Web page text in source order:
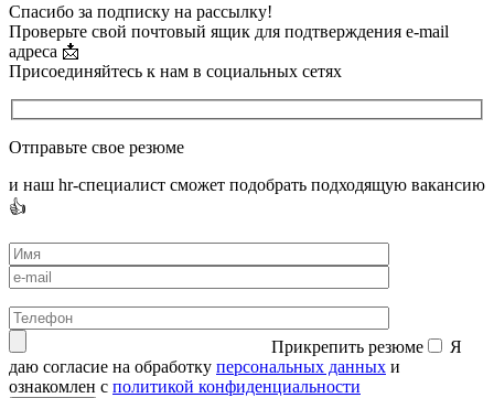
Спасибо за подписку на рассылку!
Проверьте свой почтовый ящик для подтверждения e-mail
адреса 📩
Присоединяйтесь к нам в социальных сетях
Отправьте свое резюме
и наш hr-специалист сможет подобрать подходящую вакансию
👍
Прикрепить резюме
Я
даю согласие на обработку персональных данных и
ознакомлен с политикой конфиденциальности